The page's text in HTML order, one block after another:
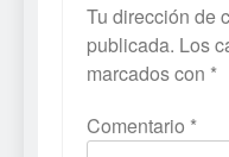
Tu dirección de
publicada. Los
marcados con *
Comentario *